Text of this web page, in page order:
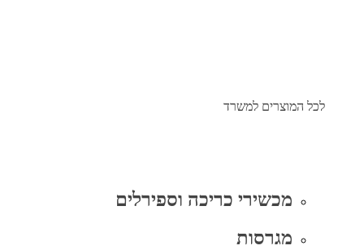
לכל המוצרים למשרד
מכשירי כריכה וספירלים
מגרסות